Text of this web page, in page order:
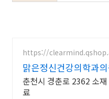
https://
맑은정신건강의학과
춘천시 경춘로 2362 소
료